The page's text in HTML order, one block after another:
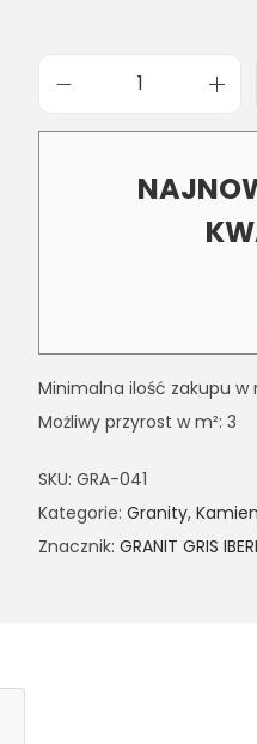
Minimalna ilość zakupu w
Możliwy przyrost w m²: 3
SKU: GRA-041
Kategorie: Granity,
Znacznik: GRANIT GRIS